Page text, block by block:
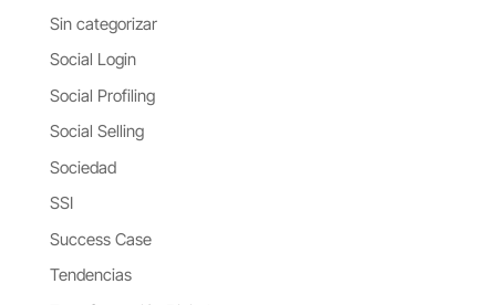
Sin categorizar
Social Login
Social Profiling
Social Selling
Sociedad
SSI
Success Case
Tendencias